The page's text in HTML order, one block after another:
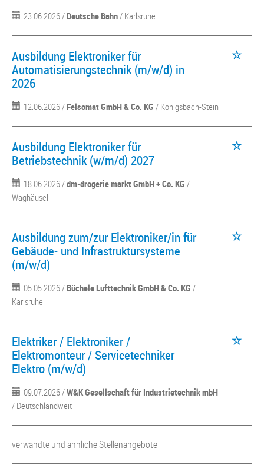
23.06.2026 /Deutsche Bahn/ Karlsruhe
Ausbildung Elektroniker für
Automatisierungstechnik (m/w/d) in
2026
12.06.2026 /Felsomat GmbH & Co. KG / Königsbach-Stein
Ausbildung Elektroniker für
Betriebstechnik (w/m/d) 2027
18.06.2026 /dm-drogerie markt GmbH + Co. KG /
Waghäusel
Ausbildung zum/zur Elektroniker/in für
Gebäude- und Infrastruktursysteme
(m/w/d)
05.05.2026 /Büchele Lufttechnik GmbH & Co. KG /
Karlsruhe
Elektriker / Elektroniker /
Elektromonteur / Servicetechniker
Elektro (m/w/d)
09.07.2026 /W&K Gesellschaft für Industrietechnik mbH
/ Deutschlandweit
verwandte und ähnliche Stellenangebote